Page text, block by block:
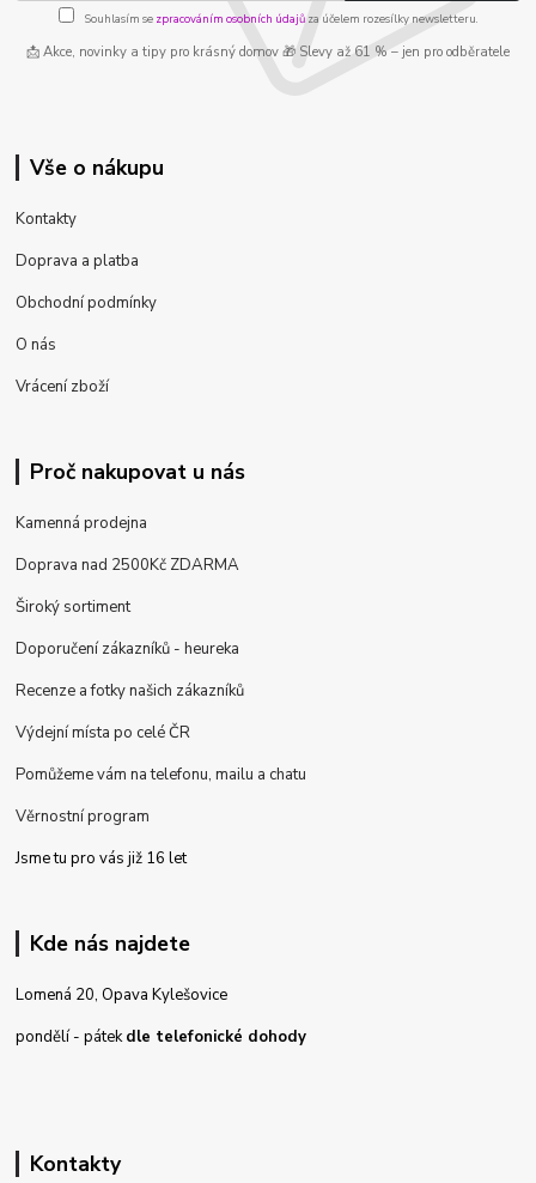
Souhlasím se zpracováním osobních údajůza účelem rozesílky newsletteru.
📩 Akce, novinky a tipy pro krásný domov 🎁 Slevy až 61 % – jen pro odběratele
Vše o nákupu
Kontakty
Doprava a platba
Obchodní podmínky
O nás
Vrácení zboží
Proč nakupovat u nás
Kamenná prodejna
Doprava nad 2500Kč ZDARMA
Široký sortiment
Doporučení zákazníků - heureka
Recenze a fotky našich zákazníků
Výdejní místa po celé ČR
Pomůžeme vám na telefonu, mailu a chatu
Věrnostní program
Jsme tu pro vás již 16 let
Kde nás najdete
Lomená 20, Opava Kylešovice
pondělí - pátekdle telefonické dohody
Kontakty